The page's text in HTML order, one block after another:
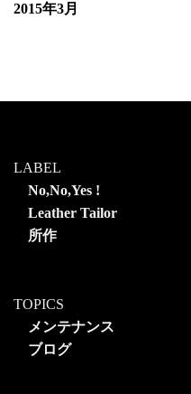
2015年3月
LABEL
No,No,Yes !
Leather Tailor
所作
TOPICS
メンテナンス
ブログ